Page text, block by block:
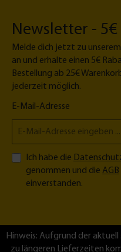
Newsletter -
Melde dich jetzt zu
an und erhalte einen 5€
Bestellung ab 25€
jederzeit möglich.
E-Mail-Adresse
Ich habe die
genommen und die AGB
einverstanden.
Hinweis: Aufgrund der
zu längeren Lieferzeiten